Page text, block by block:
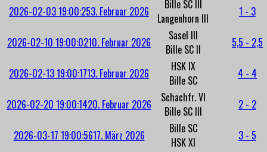
2026-02-03 19:00:253. Februar 2026
Bille SC III
Langenhorn III
1 - 3
2026-02-10 19:00:0210. Februar 2026
Sasel III
Bille SC II
5,5 - 2,5
2026-02-13 19:00:1713. Februar 2026
HSK IX
Bille SC
4 - 4
2026-02-20 19:00:1420. Februar 2026
Schachfr. VI
Bille SC III
2 - 2
2026-03-17 19:00:5617. März 2026
Bille SC
HSK XI
3 - 5